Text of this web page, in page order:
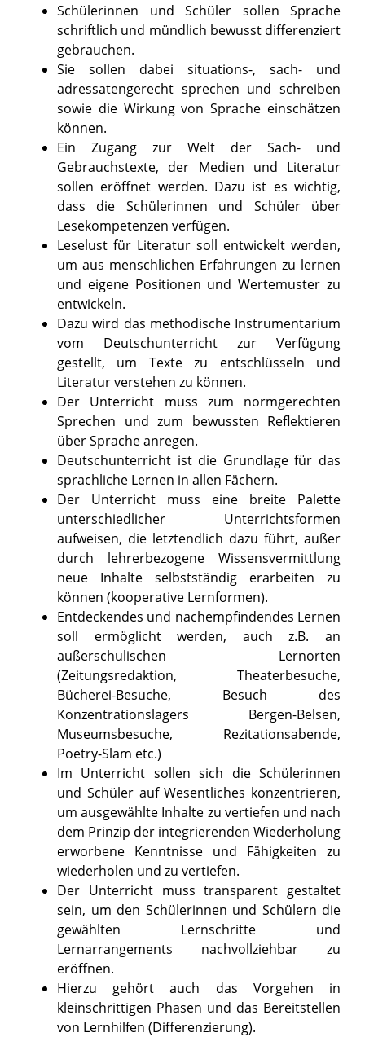
Schülerinnen und Schüler sollen Sprache
schriftlich und mündlich bewusst differenziert
gebrauchen.
Sie sollen dabei situations-, sach- und
adressatengerecht sprechen und schreiben
sowie die Wirkung von Sprache einschätzen
können.
Ein Zugang zur Welt der Sach- und
Gebrauchstexte, der Medien und Literatur
sollen eröffnet werden. Dazu ist es wichtig,
dass die Schülerinnen und Schüler über
Lesekompetenzen verfügen.
Leselust für Literatur soll entwickelt werden,
um aus menschlichen Erfahrungen zu lernen
und eigene Positionen und Wertemuster zu
entwickeln.
Dazu wird das methodische Instrumentarium
vom Deutschunterricht zur Verfügung
gestellt, um Texte zu entschlüsseln und
Literatur verstehen zu können.
Der Unterricht muss zum normgerechten
Sprechen und zum bewussten Reflektieren
über Sprache anregen.
Deutschunterricht ist die Grundlage für das
sprachliche Lernen in allen Fächern.
Der Unterricht muss eine breite Palette
unterschiedlicher Unterrichtsformen
aufweisen, die letztendlich dazu führt, außer
durch lehrerbezogene Wissensvermittlung
neue Inhalte selbstständig erarbeiten zu
können (kooperative Lernformen).
Entdeckendes und nachempfindendes Lernen
soll ermöglicht werden, auch z.B. an
außerschulischen Lernorten
(Zeitungsredaktion, Theaterbesuche,
Bücherei-Besuche, Besuch des
Konzentrationslagers Bergen-Belsen,
Museumsbesuche, Rezitationsabende,
Poetry-Slam etc.)
Im Unterricht sollen sich die Schülerinnen
und Schüler auf Wesentliches konzentrieren,
um ausgewählte Inhalte zu vertiefen und nach
dem Prinzip der integrierenden Wiederholung
erworbene Kenntnisse und Fähigkeiten zu
wiederholen und zu vertiefen.
Der Unterricht muss transparent gestaltet
sein, um den Schülerinnen und Schülern die
gewählten Lernschritte und
Lernarrangements nachvollziehbar zu
eröffnen.
Hierzu gehört auch das Vorgehen in
kleinschrittigen Phasen und das Bereitstellen
von Lernhilfen (Differenzierung).